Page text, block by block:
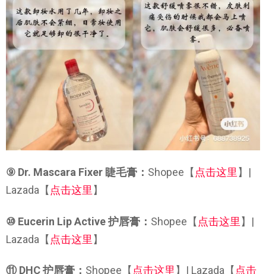
⑨ Dr. Mascara Fixer 睫毛膏： Shopee【 点击这里 】|
Lazada【 点击这里 】
⑩ Eucerin Lip Active 护唇膏： Shopee【点击这里】|
Lazada【点击这里】
⑪ DHC 护唇膏： Shopee【 点击这里 】| Lazada【 点击